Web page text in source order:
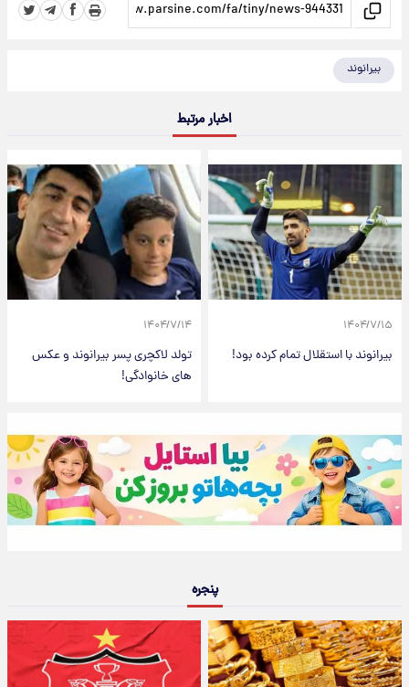
بیرانوند
اخبار مرتبط
۱۴۰۴/۷/۱۵
بیرانوند با استقلال تمام کرده بود!
۱۴۰۴/۷/۱۴
تولد لاکچری پسر بیرانوند و عکس
های خانوادگی!
پنجره